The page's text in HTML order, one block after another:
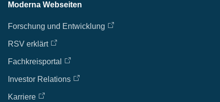
Moderna Webseiten
Forschung und Entwicklung
RSV erklärt
Fachkreisportal
Investor Relations
Karriere